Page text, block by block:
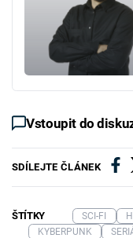
Vstoupit do
SDÍLEJTE ČLÁNEK
ŠTÍTKY SCI-FI
KYBERPUNK